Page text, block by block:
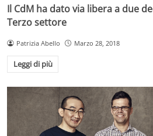
Il CdM ha dato via libera a due
Terzo settore
Patrizia Abello Marzo 28, 2018
Leggi di più